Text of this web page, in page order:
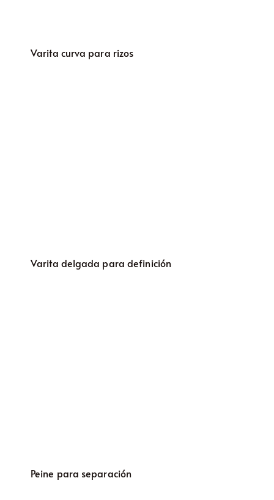
Varita curva para rizos
Varita delgada para definición
Peine para separación